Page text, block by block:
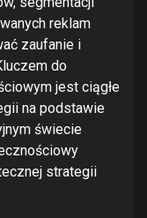
reklam
zaufanie i
do
jest ciągłe
na podstawie
świecie
strategii